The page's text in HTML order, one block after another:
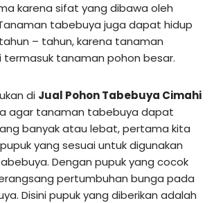
karena sifat yang dibawa oleh
tabebuya juga dapat hidup
– tahun, karena tanaman
termasuk tanaman pohon besar.
di Jual Pohon Tabebuya Cimahi
agar tanaman tabebuya dapat
banyak atau lebat, pertama kita
yang sesuai untuk digunakan
Dengan pupuk yang cocok
pertumbuhan bunga pada
Disini pupuk yang diberikan adalah